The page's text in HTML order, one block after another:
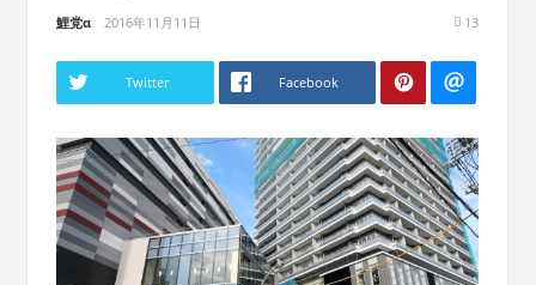
鯉党α 2016年11月11日 13
Twitter Facebook